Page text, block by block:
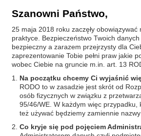
Szanowni Państwo,
25 maja 2018 roku zaczęły
praktyce. Bezpieczeństwo Twoich
bezpieczny a zarazem przejrzysty dla
zaprezentowanie Tobie pełni praw jakie
wobec Ciebie na gruncie m.in. art. 13
Na początku chcemy Ci wyjaśnić
RODO to w zasadzie jest skrót od
osób fizycznych w związku z
95/46/WE. W każdym więc przypadku,
też używać będziemy zamiennie
Co kryje się pod pojęciem
STRONA GŁÓWNA> THALION THALASSO
WYBIERZ KATEGORIĘ
THALION THALASSO
FACE Essential PILINGI
FACE Essential AMPUŁKI
FACE Essential DEMAKIJAŻ
FACE Essential MASAŻ
FACE Essential MASKI
Linie pielęgnacyjne TWARZ
CLEANSE & TONE demakijaż
THALISOURCE cera...
ALGOPUR cera tłusta
ALGOLIFT WRINKLE na...
W